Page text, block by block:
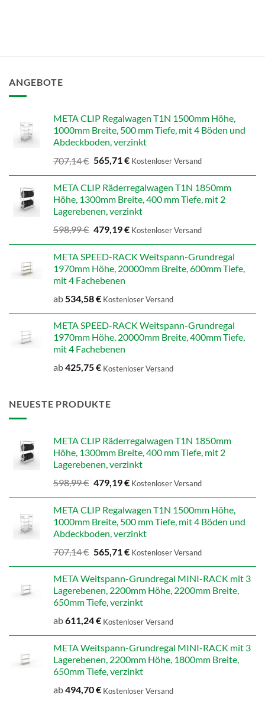
ANGEBOTE
META CLIP Regalwagen T1N 1500mm Höhe,
1000mm Breite, 500 mm Tiefe, mit 4 Böden und
Abdeckboden, verzinkt
707,14€ Ursprünglicher
Preis
707,14 €
565,71€Aktueller
565,71 €.
Kostenloser Versand
META CLIP Räderregalwagen T1N 1850mm
Höhe, 1300mm Breite, 400 mm Tiefe, mit 2
Lagerebenen, verzinkt
598,99€ Ursprünglicher
Preis
598,99 €
479,19€Aktueller
479,19 €.
Kostenloser Versand
META SPEED-RACK Weitspann-Grundregal
1970mm Höhe, 20000mm Breite, 600mm Tiefe,
mit 4 Fachebenen
ab534,58€ Kostenloser Versand
META SPEED-RACK Weitspann-Grundregal
1970mm Höhe, 20000mm Breite, 400mm Tiefe,
mit 4 Fachebenen
ab425,75€ Kostenloser Versand
NEUESTE PRODUKTE
META CLIP Räderregalwagen T1N 1850mm
Höhe, 1300mm Breite, 400 mm Tiefe, mit 2
Lagerebenen, verzinkt
598,99€ Ursprünglicher
Preis
598,99 €
479,19€Aktueller
479,19 €.
Kostenloser Versand
META CLIP Regalwagen T1N 1500mm Höhe,
1000mm Breite, 500 mm Tiefe, mit 4 Böden und
Abdeckboden, verzinkt
707,14€ Ursprünglicher
Preis
707,14 €
565,71€Aktueller
565,71 €.
Kostenloser Versand
META Weitspann-Grundregal MINI-RACK mit 3
Lagerebenen, 2200mm Höhe, 2200mm Breite,
650mm Tiefe, verzinkt
ab611,24€ Kostenloser Versand
META Weitspann-Grundregal MINI-RACK mit 3
Lagerebenen, 2200mm Höhe, 1800mm Breite,
650mm Tiefe, verzinkt
ab494,70€ Kostenloser Versand